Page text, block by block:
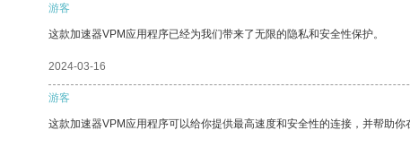
游客
这款加速器VPM应用程序已经为我们带来了无限的隐私和安全性保护。
2024-03-16
游客
这款加速器VPM应用程序可以给你提供最高速度和安全性的连接，并帮助你